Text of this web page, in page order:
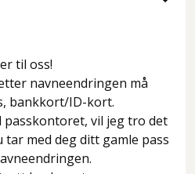
til oss!
navneendringen må
bankkort/ID-kort.
passkontoret, vil jeg tro det
med deg ditt gamle pass